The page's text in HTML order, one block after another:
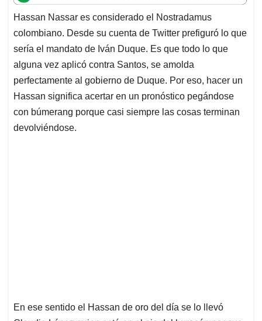
t
s
A
p
p
e
b
o
o
k
k
e
d
I
n
i
l
e
a
d
s
Hassan Nassar es considerado el Nostradamus
colombiano. Desde su cuenta de Twitter prefiguró lo que
sería el mandato de Iván Duque. Es que todo lo que
alguna vez aplicó contra Santos, se amolda
perfectamente al gobierno de Duque. Por eso, hacer un
Hassan significa acertar en un pronóstico pegándose
con búmerang porque casi siempre las cosas terminan
devolviéndose.
En ese sentido el Hassan de oro del día se lo llevó